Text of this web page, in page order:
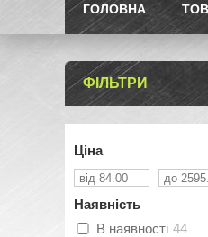
ГОЛОВНА
ФІЛЬТРИ
Ціна
Наявність
В наявності 44